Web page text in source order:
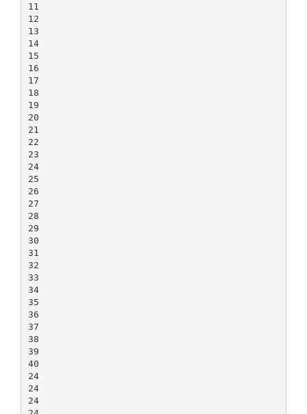
11
12
13
14
15
16
17
18
19
20
21
22
23
24
25
26
27
28
29
30
31
32
33
34
35
36
37
38
39
40
24
24
24